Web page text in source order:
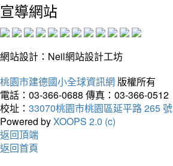
宣導網站
網站設計：Neil網站設計工坊
桃園市建德國小全球資訊網 版權所有
電話：03-366-0688 傳真：03-366-0512
校址： 33070桃園市桃園區延平路 265 號
Powered byXOOPS 2.0 (c)
返回頂端
返回首頁